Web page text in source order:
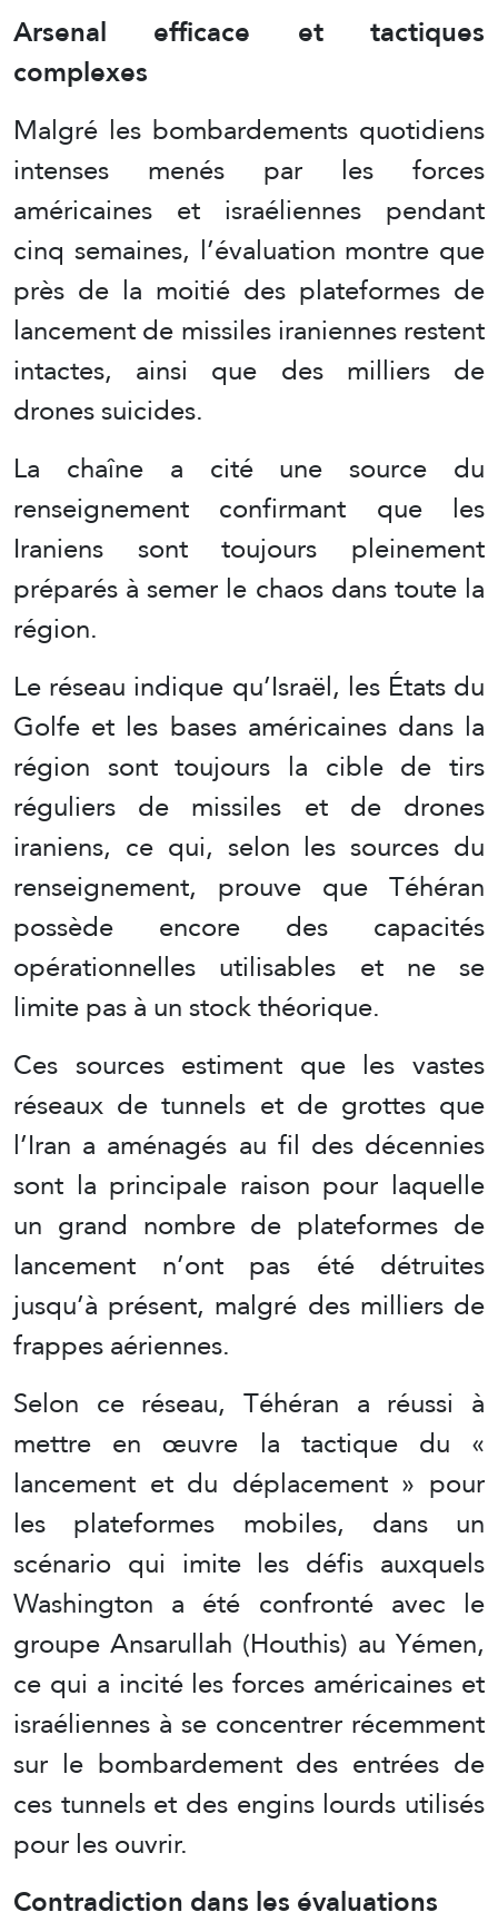
Arsenal efficace et tactiques
complexes
Malgré les bombardements quotidiens
intenses menés par les forces
américaines et israéliennes pendant
cinq semaines, l’évaluation montre que
près de la moitié des plateformes de
lancement de missiles iraniennes restent
intactes, ainsi que des milliers de
drones suicides.
La chaîne a cité une source du
renseignement confirmant que les
Iraniens sont toujours pleinement
préparés à semer le chaos dans toute la
région.
Le réseau indique qu’Israël, les États du
Golfe et les bases américaines dans la
région sont toujours la cible de tirs
réguliers de missiles et de drones
iraniens, ce qui, selon les sources du
renseignement, prouve que Téhéran
possède encore des capacités
opérationnelles utilisables et ne se
limite pas à un stock théorique.
Ces sources estiment que les vastes
réseaux de tunnels et de grottes que
l’Iran a aménagés au fil des décennies
sont la principale raison pour laquelle
un grand nombre de plateformes de
lancement n’ont pas été détruites
jusqu’à présent, malgré des milliers de
frappes aériennes.
Selon ce réseau, Téhéran a réussi à
mettre en œuvre la tactique du «
lancement et du déplacement » pour
les plateformes mobiles, dans un
scénario qui imite les défis auxquels
Washington a été confronté avec le
groupe Ansarullah (Houthis) au Yémen,
ce qui a incité les forces américaines et
israéliennes à se concentrer récemment
sur le bombardement des entrées de
ces tunnels et des engins lourds utilisés
pour les ouvrir.
Contradiction dans les évaluations